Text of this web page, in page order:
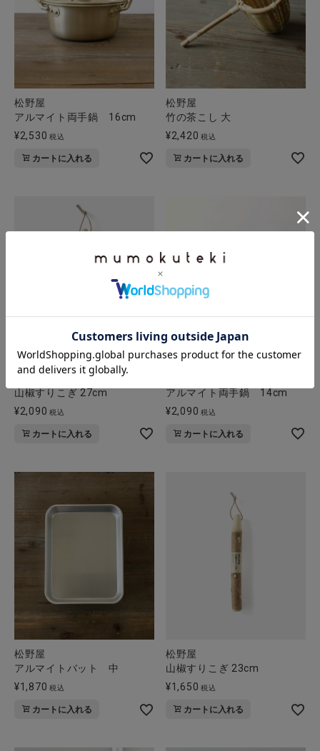
松野屋
アルマイト両手鍋 16cm
¥2,530 税込
カートに入れる
松野屋
竹の茶こし 大
¥2,420 税込
カートに入れる
山椒すりこぎ 27cm
¥2,090 税込
カートに入れる
アルマイト両手鍋 14cm
¥2,090 税込
カートに入れる
松野屋
アルマイトバット 中
¥1,870 税込
カートに入れる
松野屋
山椒すりこぎ 23cm
¥1,650 税込
カートに入れる